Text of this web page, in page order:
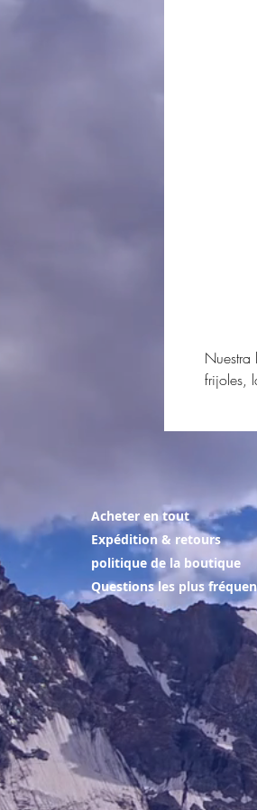
frijoles,
Acheter en tout
Expédition & retours
politique de la boutique
Questions les plus